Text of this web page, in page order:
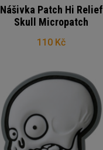
Nášivka Patch Hi Relief
Skull Micropatch
110 Kč